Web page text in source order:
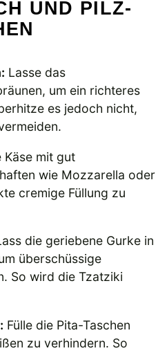
UND PILZ-
Lasse das
um ein richteres
es jedoch nicht,
Käse mit gut
wie Mozzarella oder
cremige Füllung zu
die geriebene Gurke in
überschüssige
So wird die Tzatziki
Fülle die Pita-Taschen
zu verhindern. So